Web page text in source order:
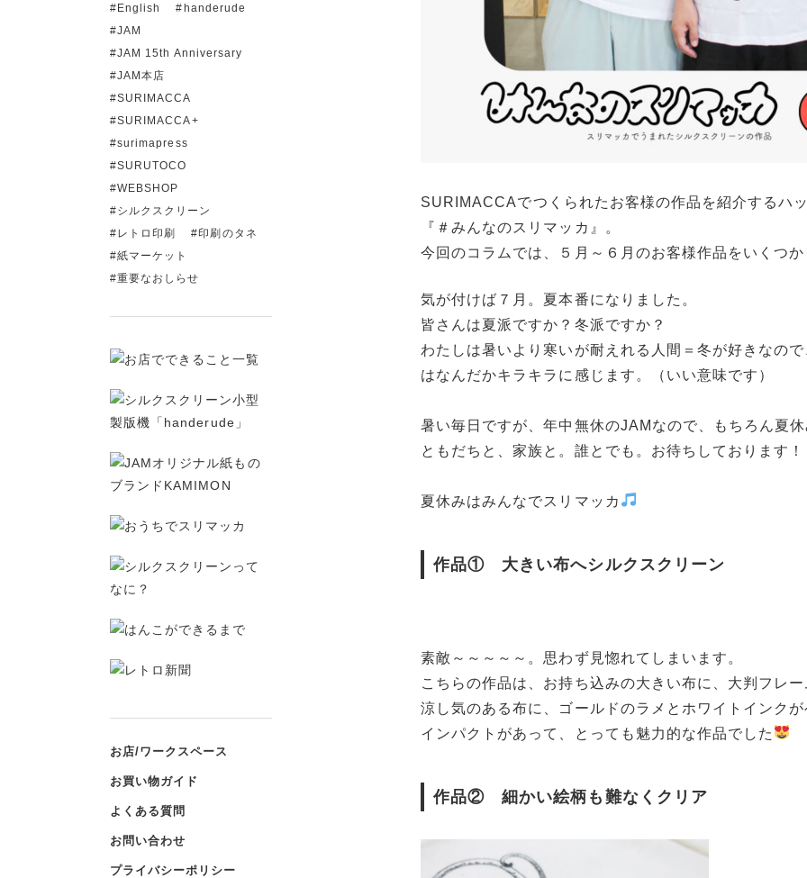
SURIMACCAでつくられたお客様の作品を紹介するハ
『＃みんなのスリマッカ』。
今回のコラムでは、５月～６月のお客様作品をいくつ
気が付けば７月。夏本番になりました。
皆さんは夏派ですか？冬派ですか？
わたしは暑いより寒いが耐えれる人間＝冬が好きなの
はなんだかキラキラに感じます。（いい意味です）
暑い毎日ですが、年中無休のJAMなので、もちろん夏
ともだちと、家族と。誰とでも。お待ちしております！
夏休みはみんなでスリマッカ
作品① 大きい布へシルクスクリーン
素敵～～～～～。思わず見惚れてしまいます。
こちらの作品は、お持ち込みの大きい布に、大判フレ
涼し気のある布に、ゴールドのラメとホワイトインク
インパクトがあって、とっても魅力的な作品でした
作品② 細かい絵柄も難なくクリア
English
handerude
JAM
JAM 15th Anniversary
JAM本店
SURIMACCA
SURIMACCA+
surimapress
SURUTOCO
WEBSHOP
シルクスクリーン
レトロ印刷
印刷のタネ
紙マーケット
重要なおしらせ
お店/ワークスペース
お買い物ガイド
よくある質問
お問い合わせ
プライバシーポリシー